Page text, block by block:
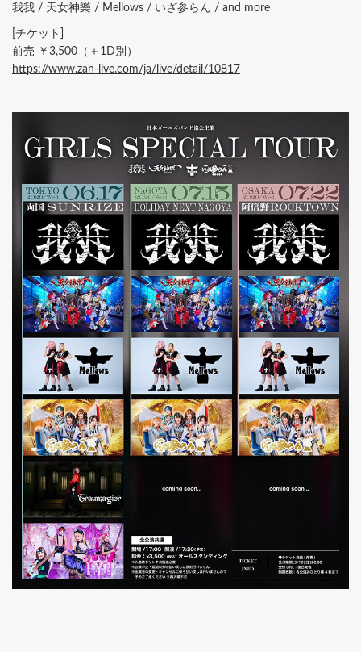
我我 / 天女神樂 / Mellows / いざ参らん / and more
[チケット]
前売 ￥3,500（＋1D別）
https://www.zan-live.com/ja/live/detail/10817